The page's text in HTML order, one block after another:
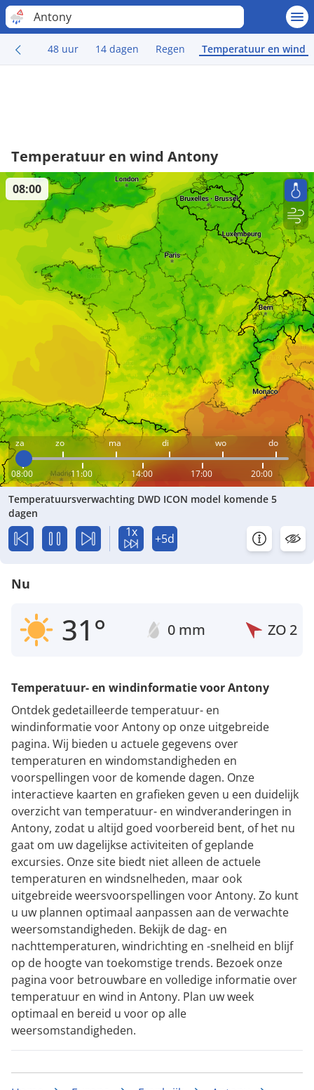
Antony
48 uur 14 dagen Regen Temperatuur en wind
Temperatuur en wind Antony
za zo ma di wo do
08:00 11:00 14:00 17:00 20:00
08:00
Temperatuursverwachting DWD ICON model komende 5
dagen
1x +5d
Nu
31° 0 mm ZO 2
Temperatuur- en windinformatie voor Antony
Ontdek gedetailleerde temperatuur- en
windinformatie voor Antony op onze uitgebreide
pagina. Wij bieden u actuele gegevens over
temperaturen en windomstandigheden en
voorspellingen voor de komende dagen. Onze
interactieve kaarten en grafieken geven u een duidelijk
overzicht van temperatuur- en windveranderingen in
Antony, zodat u altijd goed voorbereid bent, of het nu
gaat om uw dagelijkse activiteiten of geplande
excursies. Onze site biedt niet alleen de actuele
temperaturen en windsnelheden, maar ook
uitgebreide weersvoorspellingen voor Antony. Zo kunt
u uw plannen optimaal aanpassen aan de verwachte
weersomstandigheden. Bekijk de dag- en
nachttemperaturen, windrichting en -snelheid en blijf
op de hoogte van toekomstige trends. Bezoek onze
pagina voor betrouwbare en volledige informatie over
temperatuur en wind in Antony. Plan uw week
optimaal en bereid u voor op alle
weersomstandigheden.